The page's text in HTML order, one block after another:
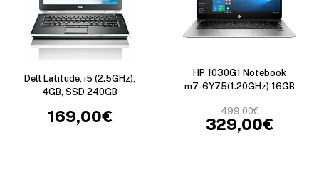
Dell Latitude, i5 (2.5GHz),
4GB, SSD 240GB
169,00€
HP 1030G1 Notebook
m7-6Y75(1.20GHz) 16GB
499,00€
329,00€